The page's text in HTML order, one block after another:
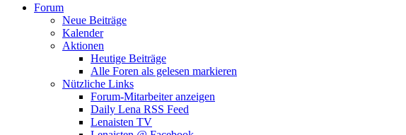
Forum
Neue Beiträge
Kalender
Aktionen
Heutige Beiträge
Alle Foren als gelesen markieren
Nützliche Links
Forum-Mitarbeiter anzeigen
Daily Lena RSS Feed
Lenaisten TV